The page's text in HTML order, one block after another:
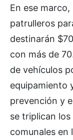
En ese
patrulleros
destinarán
con más de
de vehículos
equipamiento
prevención y
se triplican
comunales en